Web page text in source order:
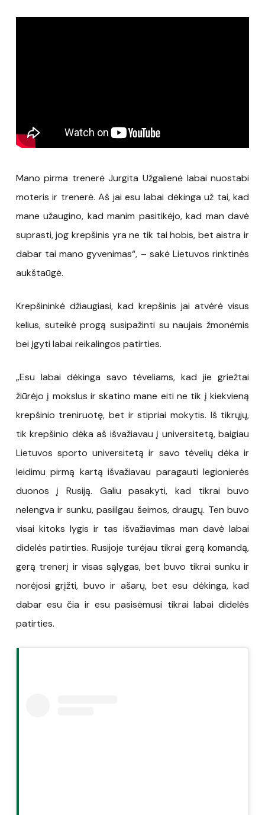
Mano pirma trenerė Jurgita Užgalienė labai nuostabi
moteris ir trenerė. Aš jai esu labai dėkinga už tai, kad
mane užaugino, kad manim pasitikėjo, kad man davė
suprasti, jog krepšinis yra ne tik tai hobis, bet aistra ir
dabar tai mano gyvenimas“, – sakė Lietuvos rinktinės
aukštaūgė.
Krepšininkė džiaugiasi, kad krepšinis jai atvėrė visus
kelius, suteikė progą susipažinti su naujais žmonėmis
bei įgyti labai reikalingos patirties.
„Esu labai dėkinga savo tėveliams, kad jie griežtai
žiūrėjo į mokslus ir skatino mane eiti ne tik į kiekvieną
krepšinio treniruotę, bet ir stipriai mokytis. Iš tikrųjų,
tik krepšinio dėka aš išvažiavau į universitetą, baigiau
Lietuvos sporto universitetą ir savo tėvelių dėka ir
leidimu pirmą kartą išvažiavau paragauti legionierės
duonos į Rusiją. Galiu pasakyti, kad tikrai buvo
nelengva ir sunku, pasiilgau šeimos, draugų. Ten buvo
visai kitoks lygis ir tas išvažiavimas man davė labai
didelės patirties. Rusijoje turėjau tikrai gerą komandą,
gerą trenerį ir visas sąlygas, bet buvo tikrai sunku ir
norėjosi grįžti, buvo ir ašarų, bet esu dėkinga, kad
dabar esu čia ir esu pasisėmusi tikrai labai didelės
patirties.